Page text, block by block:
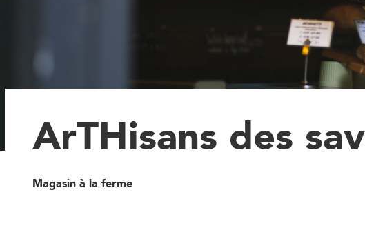
ArTHisans des
Magasin à la ferme